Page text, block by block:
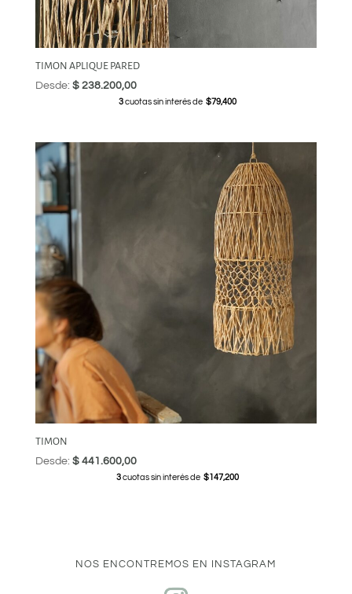
TIMON APLIQUE PARED
Desde: $238.200,00
3cuotas sin interés de $79,400
TIMON
Desde: $441.600,00
3cuotas sin interés de $147,200
NOS ENCONTREMOS EN INSTAGRAM